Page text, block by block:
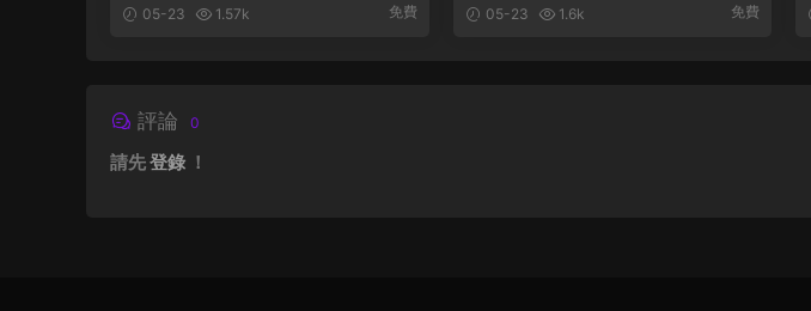
05-23 1.57k 免費 05-23 1.6k 免費
評論 0
請先登錄 ！